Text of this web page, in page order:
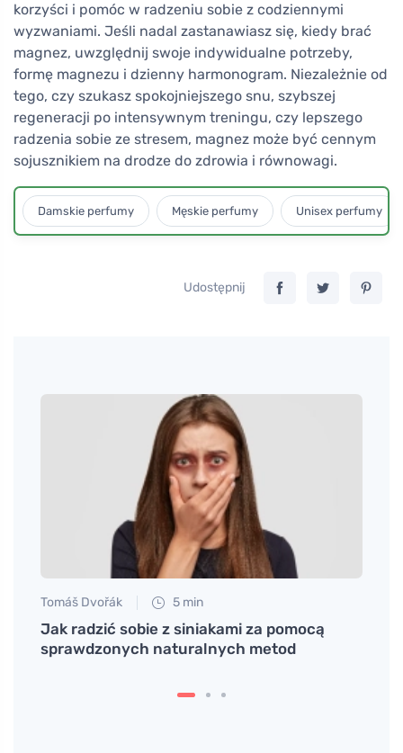
korzyści i pomóc w radzeniu sobie z codziennymi
wyzwaniami. Jeśli nadal zastanawiasz się, kiedy brać
magnez, uwzględnij swoje indywidualne potrzeby,
formę magnezu i dzienny harmonogram. Niezależnie od
tego, czy szukasz spokojniejszego snu, szybszej
regeneracji po intensywnym treningu, czy lepszego
radzenia sobie ze stresem, magnez może być cennym
sojusznikiem na drodze do zdrowia i równowagi.
Damskie perfumy Męskie perfumy Unisex perfumy
Udostępnij
Tomáš Dvořák 5 min
Jak radzić sobie z siniakami za pomocą
sprawdzonych naturalnych metod